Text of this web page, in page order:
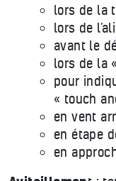
lors de la
lors de
avant le
lors de la
pour
« touch
en vent
en étape
en